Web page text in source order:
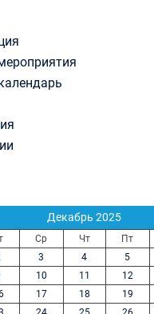
Декабрь 2025
Ср Чт Пт
3 4 5
10 11 12
17 18 19